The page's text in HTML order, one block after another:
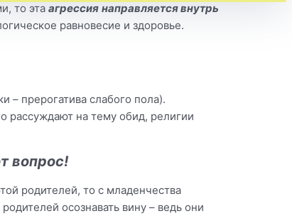
то эта агрессия направляется внутрь
равновесие и здоровье.
прерогатива слабого пола).
рассуждают на тему обид, религии
вопрос!
родителей, то с младенчества
осознавать вину – ведь они